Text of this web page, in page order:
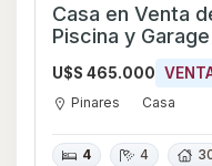
Casa en Venta
Piscina y
U$S 465.000
Pinares Casa
4 4